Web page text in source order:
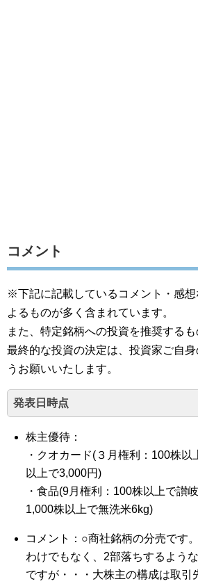
コメント
※下記に記載しているコメント・感想
よるものが多く含まれています。
また、特定銘柄への投資を推奨するも
最終的な投資の決定は、投資家ご自
うお願いいたします。
発表日時点
株主優待：
・クオカード(３月権利：100株
以上で3,000円)
・食品(9月権利：100株以上で讃
1,000株以上で無洗米6kg)
コメント：○商社銘柄の分売です
わけでもなく、2部落ちするよう
ですが・・・大株主の構成は取引